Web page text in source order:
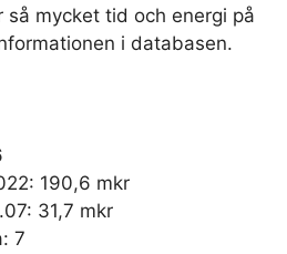
så mycket tid och energi på
i databasen.
190,6 mkr
31,7 mkr
7